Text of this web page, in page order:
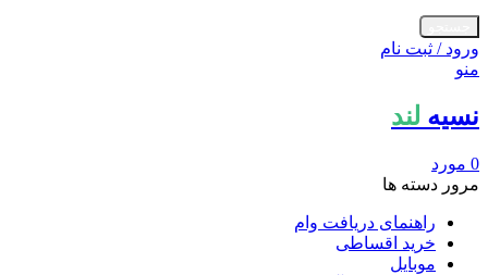
ورود / ثبت نام
منو
نسیه لند
0 مورد
مرور دسته ها
راهنمای دریافت وام
خرید اقساطی
موبایل